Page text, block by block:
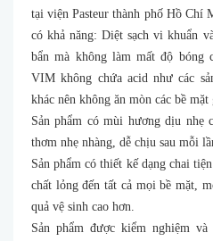
tại viện Pasteur thành phố Hồ Chí
có khả năng: Diệt sạch vi khuẩn
bẩn mà không làm mất độ bóng
VIM không chứa acid như các
khác nên không ăn mòn các bề mặt
Sản phẩm có mùi hương dịu nhẹ
thơm nhẹ nhàng, dễ chịu sau mỗi
Sản phẩm có thiết kế dạng chai
chất lỏng đến tất cả mọi bề mặt,
quả vệ sinh cao hơn.
Sản phẩm được kiểm nghiệm